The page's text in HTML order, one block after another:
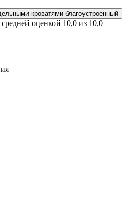
кроватями благоустроенный
оценкой 10,0 из 10,0